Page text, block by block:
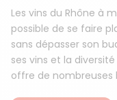
Les vins du Rhône à
possible de se faire
sans dépasser son
ses vins et la
offre de nombreuses